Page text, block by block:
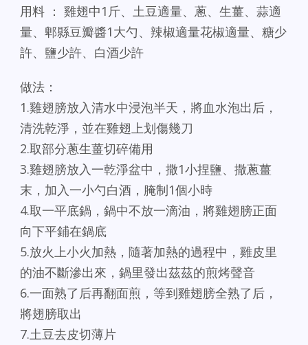
用料 ： 雞翅中1斤、土豆適量、蔥、生薑、蒜適
量、郫縣豆瓣醬1大勺、辣椒適量花椒適量、糖少
許、鹽少許、白酒少許
做法：
1.雞翅膀放入清水中浸泡半天，將血水泡出后，
清洗乾淨，並在雞翅上划傷幾刀
2.取部分蔥生薑切碎備用
3.雞翅膀放入一乾淨盆中，撒1小捏鹽、撒蔥薑
末，加入一小勺白酒，腌制1個小時
4.取一平底鍋，鍋中不放一滴油，將雞翅膀正面
向下平鋪在鍋底
5.放火上小火加熱，隨著加熱的過程中，雞皮里
的油不斷滲出來，鍋里發出茲茲的煎烤聲音
6.一面熟了后再翻面煎，等到雞翅膀全熟了后，
將翅膀取出
7.土豆去皮切薄片